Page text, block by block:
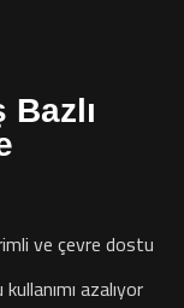
Bazlı
ve çevre dostu
azalıyor